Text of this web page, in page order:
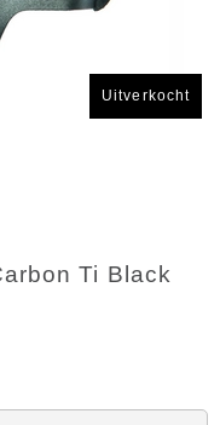
Uitverkocht
Ti Black